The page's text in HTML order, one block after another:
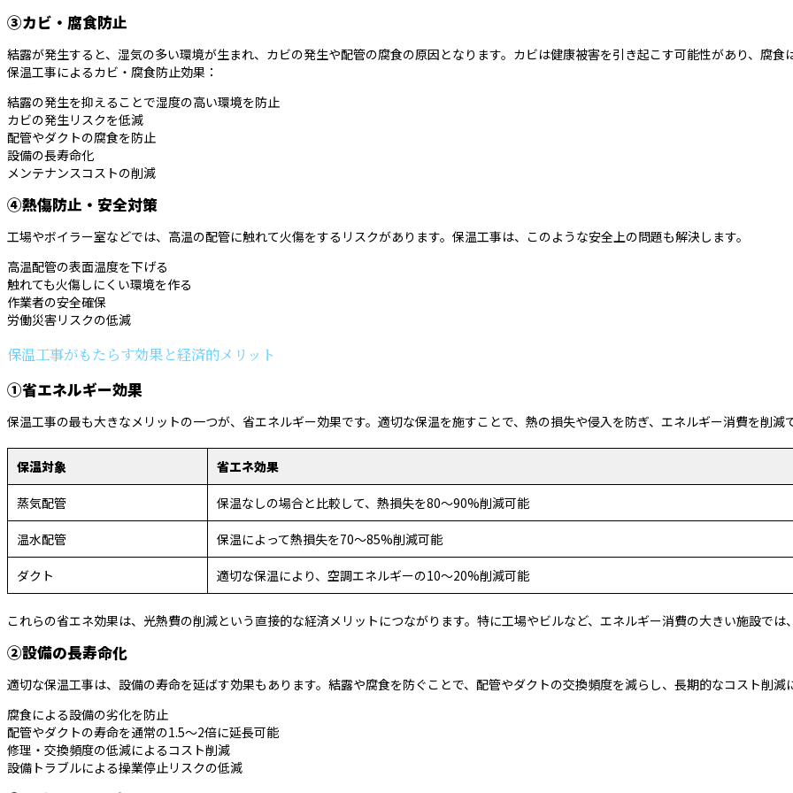
③カビ・腐食防止
結露が発生すると、湿気の多い環境が生まれ、カビの発生や配管の腐食の原因となります。カビは健康被害を引き起こす可能性があり、腐食
保温工事によるカビ・腐食防止効果：
結露の発生を抑えることで湿度の高い環境を防止
カビの発生リスクを低減
配管やダクトの腐食を防止
設備の長寿命化
メンテナンスコストの削減
④熱傷防止・安全対策
工場やボイラー室などでは、高温の配管に触れて火傷をするリスクがあります。保温工事は、このような安全上の問題も解決します。
高温配管の表面温度を下げる
触れても火傷しにくい環境を作る
作業者の安全確保
労働災害リスクの低減
保温工事がもたらす効果と経済的メリット
①省エネルギー効果
保温工事の最も大きなメリットの一つが、省エネルギー効果です。適切な保温を施すことで、熱の損失や侵入を防ぎ、エネルギー消費を削減
保温対象 省エネ効果
蒸気配管 保温なしの場合と比較して、熱損失を80〜90%削減可能
温水配管 保温によって熱損失を70〜85%削減可能
ダクト 適切な保温により、空調エネルギーの10〜20%削減可能
これらの省エネ効果は、光熱費の削減という直接的な経済メリットにつながります。特に工場やビルなど、エネルギー消費の大きい施設では
②設備の長寿命化
適切な保温工事は、設備の寿命を延ばす効果もあります。結露や腐食を防ぐことで、配管やダクトの交換頻度を減らし、長期的なコスト削減
腐食による設備の劣化を防止
配管やダクトの寿命を通常の1.5〜2倍に延長可能
修理・交換頻度の低減によるコスト削減
設備トラブルによる操業停止リスクの低減